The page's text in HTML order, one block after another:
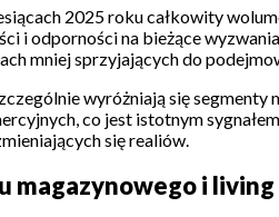
2025 roku całkowity
i odporności na bieżące
mniej sprzyjających do
wyróżniają się
co jest istotnym
się realiów.
magazynowego i